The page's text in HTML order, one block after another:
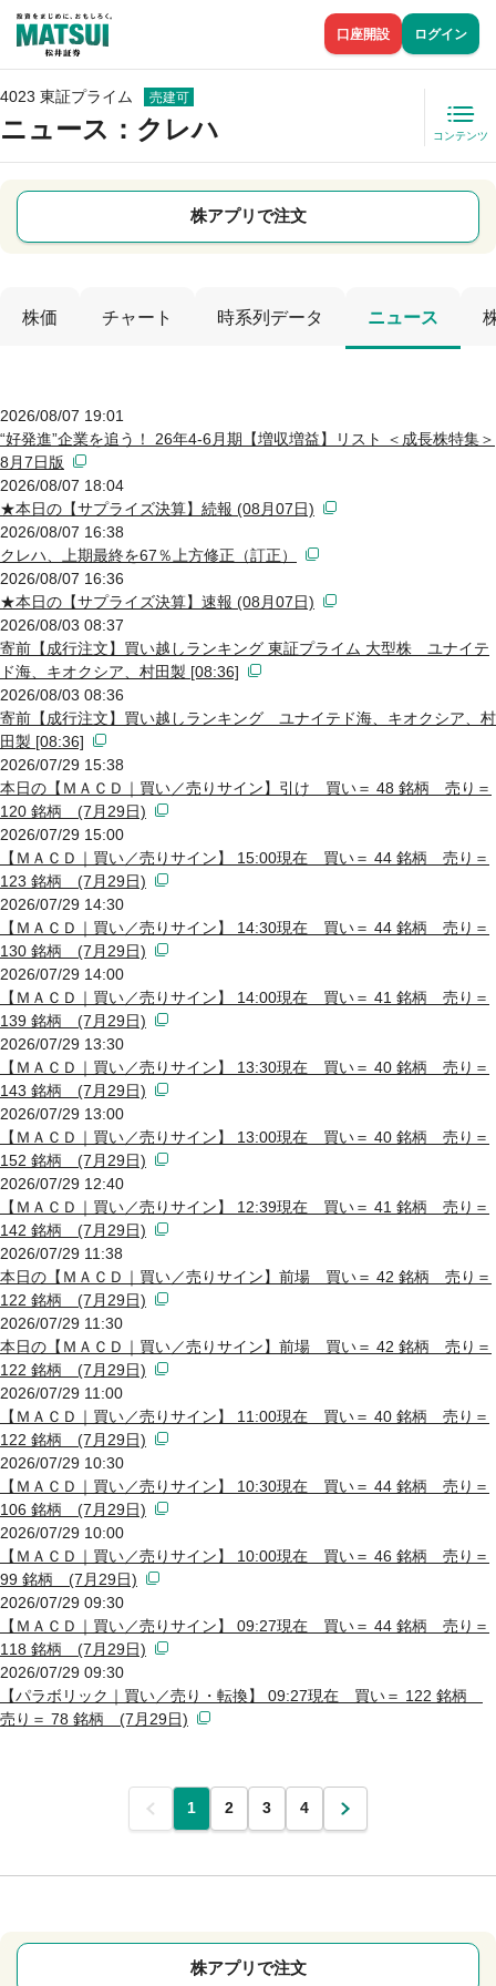
口座開設 ログイン
4023 東証プライム 売建可
ニュース ：クレハ コンテンツ
株アプリで注文
株価 チャート 時系列データ ニュース
2026/08/07 19:01
“好発進”企業を追う！ 26年4-6月期【増収増益】リスト ＜成長株特集＞
8月7日版
2026/08/07 18:04
★本日の【サプライズ決算】続報 (08月07日)
2026/08/07 16:38
クレハ、上期最終を67％上方修正（訂正）
2026/08/07 16:36
★本日の【サプライズ決算】速報 (08月07日)
2026/08/03 08:37
寄前【成行注文】買い越しランキング 東証プライム 大型株 ユナイテ
ド海、キオクシア、村田製 [08:36]
2026/08/03 08:36
寄前【成行注文】買い越しランキング ユナイテド海、キオクシア、村
田製 [08:36]
2026/07/29 15:38
本日の【ＭＡＣＤ｜買い／売りサイン】引け 買い＝ 48 銘柄 売り＝
120 銘柄 (7月29日)
2026/07/29 15:00
【ＭＡＣＤ｜買い／売りサイン】 15:00現在 買い＝ 44 銘柄 売り＝
123 銘柄 (7月29日)
2026/07/29 14:30
【ＭＡＣＤ｜買い／売りサイン】 14:30現在 買い＝ 44 銘柄 売り＝
130 銘柄 (7月29日)
2026/07/29 14:00
【ＭＡＣＤ｜買い／売りサイン】 14:00現在 買い＝ 41 銘柄 売り＝
139 銘柄 (7月29日)
2026/07/29 13:30
【ＭＡＣＤ｜買い／売りサイン】 13:30現在 買い＝ 40 銘柄 売り＝
143 銘柄 (7月29日)
2026/07/29 13:00
【ＭＡＣＤ｜買い／売りサイン】 13:00現在 買い＝ 40 銘柄 売り＝
152 銘柄 (7月29日)
2026/07/29 12:40
【ＭＡＣＤ｜買い／売りサイン】 12:39現在 買い＝ 41 銘柄 売り＝
142 銘柄 (7月29日)
2026/07/29 11:38
本日の【ＭＡＣＤ｜買い／売りサイン】前場 買い＝ 42 銘柄 売り＝
122 銘柄 (7月29日)
2026/07/29 11:30
本日の【ＭＡＣＤ｜買い／売りサイン】前場 買い＝ 42 銘柄 売り＝
122 銘柄 (7月29日)
2026/07/29 11:00
【ＭＡＣＤ｜買い／売りサイン】 11:00現在 買い＝ 40 銘柄 売り＝
122 銘柄 (7月29日)
2026/07/29 10:30
【ＭＡＣＤ｜買い／売りサイン】 10:30現在 買い＝ 44 銘柄 売り＝
106 銘柄 (7月29日)
2026/07/29 10:00
【ＭＡＣＤ｜買い／売りサイン】 10:00現在 買い＝ 46 銘柄 売り＝
99 銘柄 (7月29日)
2026/07/29 09:30
【ＭＡＣＤ｜買い／売りサイン】 09:27現在 買い＝ 44 銘柄 売り＝
118 銘柄 (7月29日)
2026/07/29 09:30
【パラボリック｜買い／売り・転換】 09:27現在 買い＝ 122 銘柄
売り＝ 78 銘柄 (7月29日)
前 1 2 3 4 次
株アプリで注文